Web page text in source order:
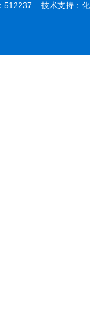
512237 技术支持： 化